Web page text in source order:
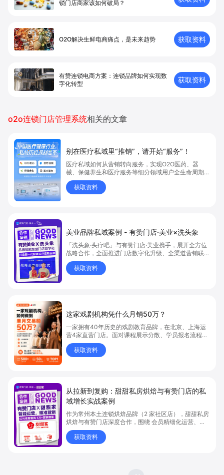
锁门店商家该如何破局？
O2O解决生鲜电商痛点，是未来趋势 获取资料
有赞连锁电商方案：连锁品牌如何实现数
字化转型
获取资料
o2o连锁门店管理系统相关的文章
别在医疗私域里“推销”，请开始“服务”！
医疗私域如何从营销转向服务，实现O2O医药、器
械、保健养生和医疗服务等细分领域用户全生命周期价
值提升？文章解析医疗私域与用户信任、服务价值、健
康管理等关键点，帮助企业构建有赞私域运营闭环，实
现私域增长。马上阅读，掌握医疗行业私域创新方案！
获取资料
美业品牌私域案例 - 有赞门店·美业×洗头象
「洗头象·头疗吧」与有赞门店·美业携手，展开全方位
战略合作，全面推进门店数字化升级、全渠道营销联动
及线上线下一体化运营，力图打造新一代简约高效的轻
头疗连锁品牌
获取资料
这家戏剧机构凭什么月销50万？
一家拥有40年历史的戏剧教育品牌，在北京、上海运
营4家直营门店。面对课程展示分散、学员报名流程复
杂、多门店数据割裂、总部管理效率低等问题，通过搭
建品牌官网、上线预约服务和升级连锁管理体系，实现
500+预约订单、单月交易额突破50万元，并打造线上
获取资料
从拉新到复购：甜甜私房烘焙与有赞门店的私
域增长实战案例
作为常州本土连锁烘焙品牌（2 家社区店），甜甜私房
烘焙与有赞门店深度合作，围绕 会员精细化运营、周
年庆营销、引流到店储值 三大核心场景，成功实现私
域增长与用户价值提升
获取资料